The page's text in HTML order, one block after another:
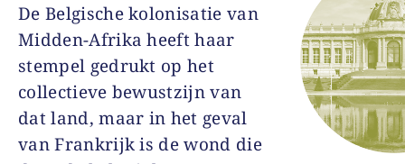
De Belgische kolonisatie van
Midden-Afrika heeft haar
stempel gedrukt op het
collectieve bewustzijn van
dat land, maar in het geval
van Frankrijk is de wond die